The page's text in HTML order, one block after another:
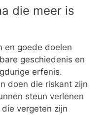
die meer is
en goede doelen
geschiedenis en
erfenis.
doen die riskant zijn
steun verlenen
vergeten zijn